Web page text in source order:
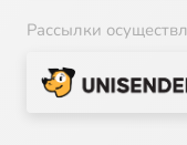
Рассылки